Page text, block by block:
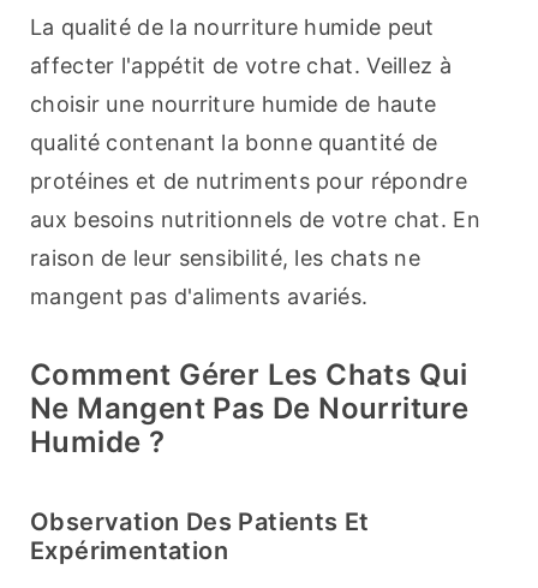
La qualité de la nourriture humide peut
affecter l'appétit de votre chat. Veillez à
choisir une nourriture humide de haute
qualité contenant la bonne quantité de
protéines et de nutriments pour répondre
aux besoins nutritionnels de votre chat. En
raison de leur sensibilité, les chats ne
mangent pas d'aliments avariés.
Comment Gérer Les Chats Qui
Ne Mangent Pas De Nourriture
Humide ?
Observation Des Patients Et
Expérimentation